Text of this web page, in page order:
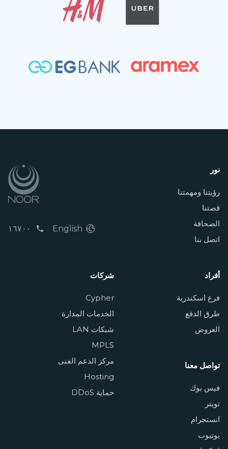
١٦٧٠٠ English
نور
رؤيتنا ومهمتنا
قصتنا
الصحافة
اتصل بنا
شركات
Cypher
الخدمات المدارة
شبكات LAN
MPLS
مركز الدعم الفنى
Hosting
حماية DDoS
أفراد
فرع اسكندرية
طرق الدفع
العروض
تواصل معنا
فيس بوك
تويتر
انستجرام
يوتيوب